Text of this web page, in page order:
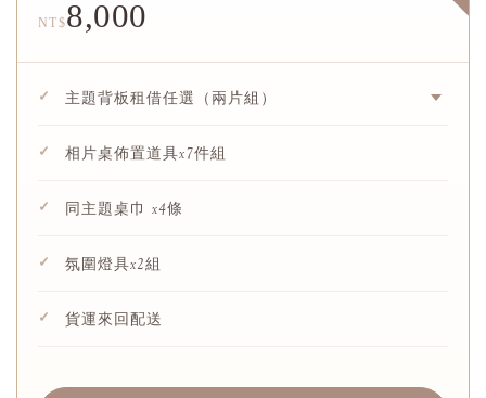
NT$8,000
✓ 主題背板租借任選（兩片組）
✓ 相片桌佈置道具x7件組
✓ 同主題桌巾 x4條
✓ 氛圍燈具x2組
✓ 貨運來回配送